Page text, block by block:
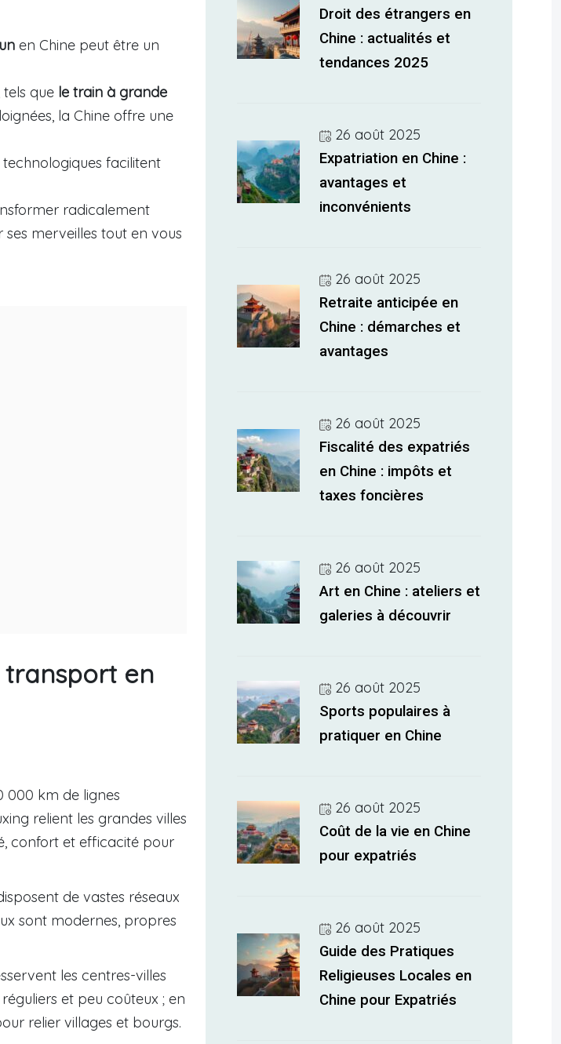
en Chine peut être un
que le train à grande
la Chine offre une
technologiques facilitent
radicalement
merveilles tout en vous
transport en
000 km de lignes
relient les grandes villes
confort et efficacité pour
de vastes réseaux
sont modernes, propres
les centres-villes
et peu coûteux ; en
relier villages et bourgs.
Droit des étrangers en
Chine : actualités et
tendances 2025
26 août 2025
Expatriation en Chine :
avantages et
inconvénients
26 août 2025
Retraite anticipée en
Chine : démarches et
avantages
26 août 2025
Fiscalité des expatriés
en Chine : impôts et
taxes foncières
26 août 2025
Art en Chine : ateliers et
galeries à découvrir
26 août 2025
Sports populaires à
pratiquer en Chine
26 août 2025
Coût de la vie en Chine
pour expatriés
26 août 2025
Guide des Pratiques
Religieuses Locales en
Chine pour Expatriés